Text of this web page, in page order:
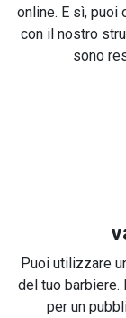
online. E sì,
con il nostro
sono
Puoi utilizzare
del tuo barbiere.
per un